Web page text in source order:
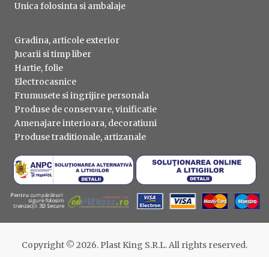
Unica folosinta si ambalaje
Gradina, articole exterior
Jucarii si timp liber
Hartie, folie
Electrocasnice
Frumusete si ingrijire personala
Produse de conservare, vinificatie
Amenajare interioara, decoratiuni
Produse traditionale, artizanale
Copyright © 2026. Plast King S.R.L. All rights reserved.